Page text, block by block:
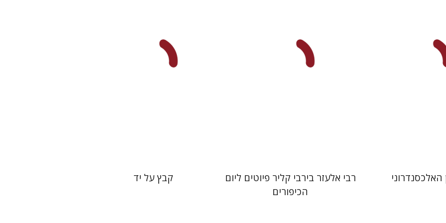
האלכסנדרוני
רבי אלעזר בירבי קליר פיוטים ליום
הכיפורים
קבץ על יד